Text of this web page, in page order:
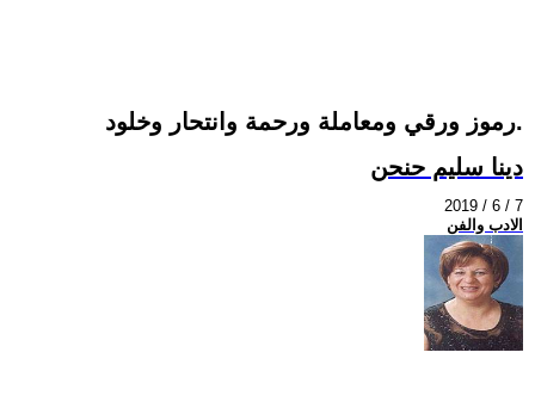
رموز ورقي ومعاملة ورحمة وانتحار وخلود.
دينا سليم حنحن
2019 / 6 / 7
الادب والفن